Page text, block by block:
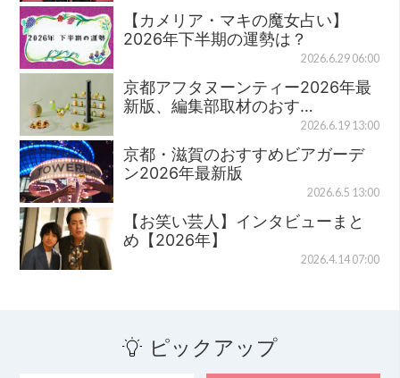
【カメリア・マキの魔女占い】
2026年下半期の運勢は？
2026.6.29 06:00
京都アフタヌーンティー2026年最
新版、編集部取材のおす…
2026.6.19 13:00
京都・滋賀のおすすめビアガーデ
ン2026年最新版
2026.6.5 13:00
【お笑い芸人】インタビューまと
め【2026年】
2026.4.14 07:00
ピックアップ